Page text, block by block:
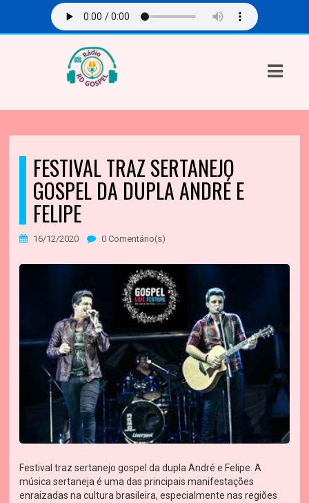
FESTIVAL TRAZ SERTANEJO
GOSPEL DA DUPLA ANDRÉ E
FELIPE
16/12/2020 0 Comentário(s)
Festival traz sertanejo gospel da dupla André e Felipe. A
música sertaneja é uma das principais manifestações
enraizadas na cultura brasileira, especialmente nas regiões